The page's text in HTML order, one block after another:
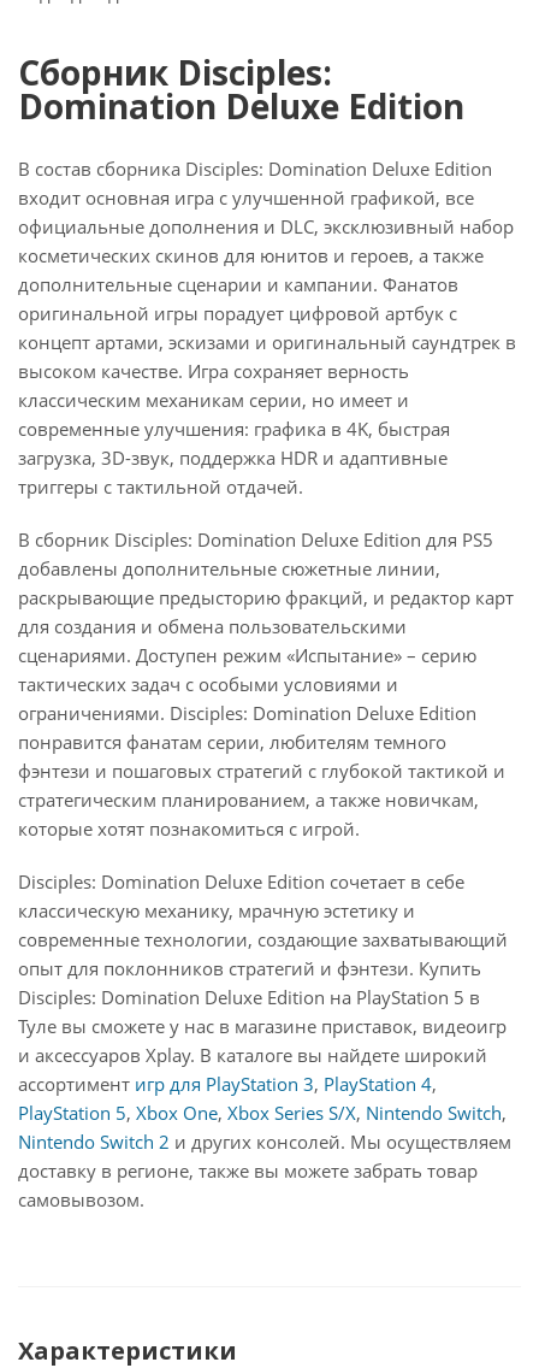
Сборник Disciples:
Domination Deluxe Edition
В состав сборника Disciples: Domination Deluxe Edition
входит основная игра с улучшенной графикой, все
официальные дополнения и DLC, эксклюзивный набор
косметических скинов для юнитов и героев, а также
дополнительные сценарии и кампании. Фанатов
оригинальной игры порадует цифровой артбук с
концепт артами, эскизами и оригинальный саундтрек в
высоком качестве. Игра сохраняет верность
классическим механикам серии, но имеет и
современные улучшения: графика в 4K, быстрая
загрузка, 3D-звук, поддержка HDR и адаптивные
триггеры с тактильной отдачей.
В сборник Disciples: Domination Deluxe Edition для PS5
добавлены дополнительные сюжетные линии,
раскрывающие предысторию фракций, и редактор карт
для создания и обмена пользовательскими
сценариями. Доступен режим «Испытание» – серию
тактических задач с особыми условиями и
ограничениями. Disciples: Domination Deluxe Edition
понравится фанатам серии, любителям темного
фэнтези и пошаговых стратегий с глубокой тактикой и
стратегическим планированием, а также новичкам,
которые хотят познакомиться с игрой.
Disciples: Domination Deluxe Edition сочетает в себе
классическую механику, мрачную эстетику и
современные технологии, создающие захватывающий
опыт для поклонников стратегий и фэнтези. Купить
Disciples: Domination Deluxe Edition на PlayStation 5 в
Туле вы сможете у нас в магазине приставок, видеоигр
и аксессуаров Xplay. В каталоге вы найдете широкий
ассортимент игр для PlayStation 3, PlayStation 4,
PlayStation 5, Xbox One, Xbox Series S/X, Nintendo Switch,
Nintendo Switch 2 и других консолей. Мы осуществляем
доставку в регионе, также вы можете забрать товар
самовывозом.
Характеристики